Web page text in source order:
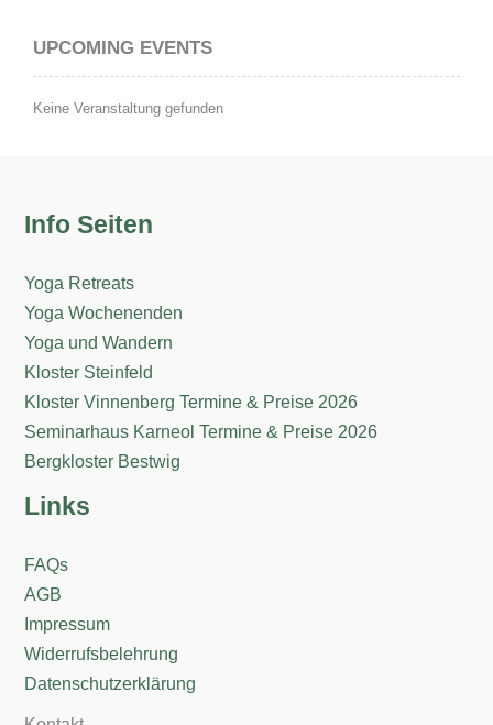
UPCOMING EVENTS
Keine Veranstaltung gefunden
Info Seiten
Yoga Retreats
Yoga Wochenenden
Yoga und Wandern
Kloster Steinfeld
Kloster Vinnenberg Termine & Preise 2026
Seminarhaus Karneol Termine & Preise 2026
Bergkloster Bestwig
Links
FAQs
AGB
Impressum
Widerrufsbelehrung
Datenschutzerklärung